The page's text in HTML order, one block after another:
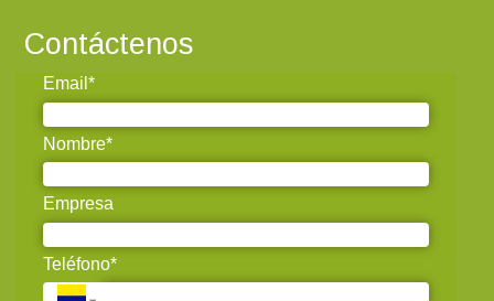
Contáctenos
Email*
Nombre*
Empresa
Teléfono*